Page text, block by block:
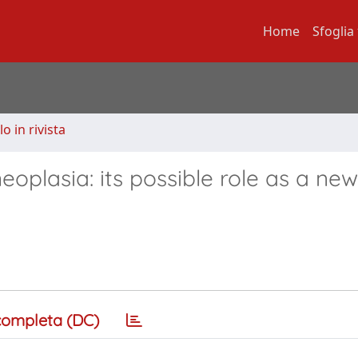
Home Sfoglia
in rivista
its possible role as a new
(DC)